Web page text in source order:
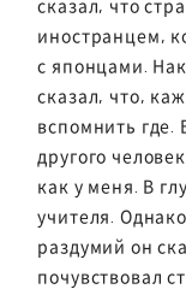
сказал, что
иностранцем,
с японцами.
сказал, что,
вспомнить где.
другого
как у меня. В
учителя.
раздумий он
почувствовал